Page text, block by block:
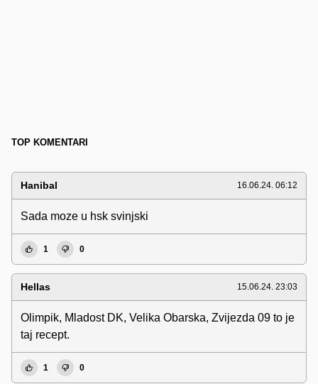
TOP KOMENTARI
Hanibal 16.06.24. 06:12
Sada moze u hsk svinjski
1 0
Hellas 15.06.24. 23:03
Olimpik, Mladost DK, Velika Obarska, Zvijezda 09 to je
taj recept.
1 0